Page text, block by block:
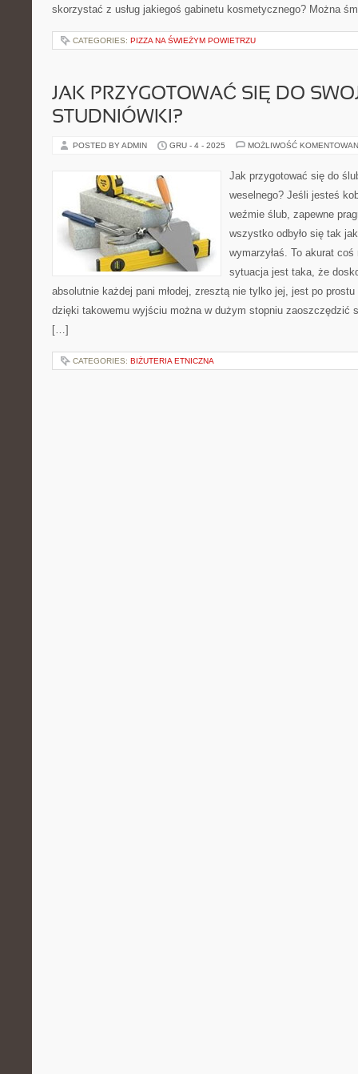
skorzystać z usług jakiegoś gabinetu kosmetycznego? Można
CATEGORIES: PIZZA NA ŚWIEŻYM POWIETRZU
JAK PRZYGOTOWAĆ SIĘ DO
STUDNIÓWKI?
POSTED BY ADMIN GRU - 4 - 2025 MOŻLIWOŚĆ
Jak przygotować się do
weselnego? Jeśli jesteś
weźmie ślub, zapewne
wszystko odbyło się tak
wymarzyłaś. To akurat
sytuacja jest taka, że
absolutnie każdej pani młodej, zresztą nie tylko jej, jest po prostu
dzięki takowemu wyjściu można w dużym stopniu zaoszczędzić
[…]
CATEGORIES: BIŻUTERIA ETNICZNA